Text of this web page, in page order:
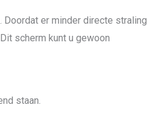
er minder directe straling
scherm kunt u gewoon
staan.